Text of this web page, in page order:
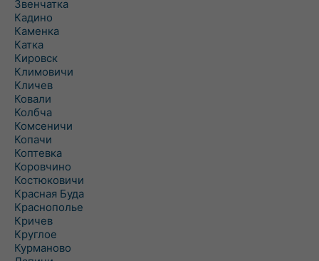
Звенчатка
Кадино
Каменка
Катка
Кировск
Климовичи
Кличев
Ковали
Колбча
Комсеничи
Копачи
Коптевка
Коровчино
Костюковичи
Красная Буда
Краснополье
Кричев
Круглое
Курманово